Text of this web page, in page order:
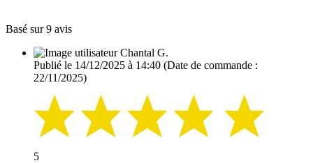
Basé sur 9 avis
Chantal G.
Publié le 14/12/2025 à 14:40 (Date de commande :
22/11/2025)
5